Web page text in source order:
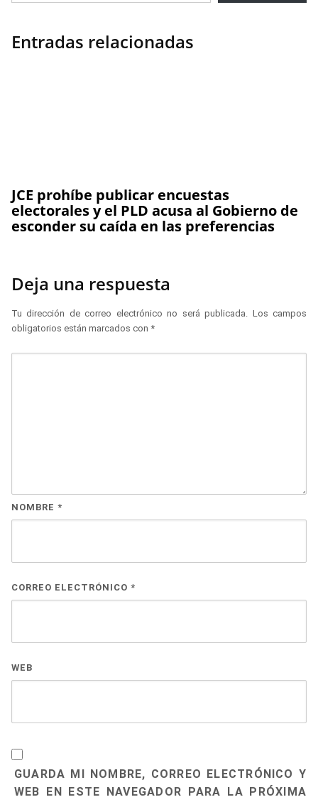
Entradas relacionadas
JCE prohíbe publicar encuestas
electorales y el PLD acusa al Gobierno de
esconder su caída en las preferencias
Deja una respuesta
Tu dirección de correo electrónico no será publicada. Los campos
obligatorios están marcados con *
NOMBRE *
CORREO ELECTRÓNICO *
WEB
GUARDA MI NOMBRE, CORREO ELECTRÓNICO Y
WEB EN ESTE NAVEGADOR PARA LA PRÓXIMA